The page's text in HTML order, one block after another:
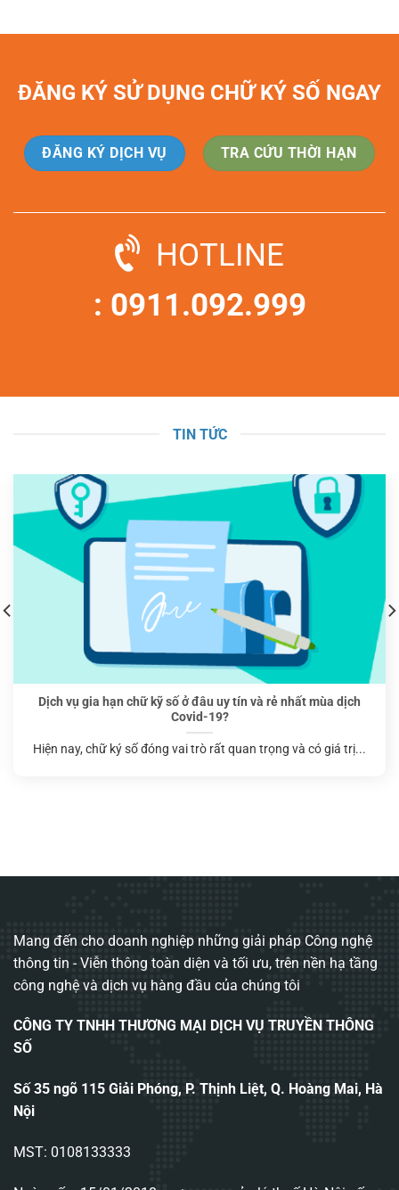
ĐĂNG KÝ SỬ DỤNG CHỮ KÝ SỐ NGAY
ĐĂNG KÝ DỊCH VỤ TRA CỨU THỜI HẠN
HOTLINE
: 0911.092.999
TIN TỨC
Dịch vụ gia hạn chữ kỹ số ở đâu uy tín và rẻ nhất mùa dịch
Covid-19?
Hiện nay, chữ ký số đóng vai trò rất quan trọng và có giá trị...
Mang đến cho doanh nghiệp những giải pháp Công nghệ
thông tin - Viễn thông toàn diện và tối ưu, trên nền hạ tầng
công nghệ và dịch vụ hàng đầu của chúng tôi
CÔNG TY TNHH THƯƠNG MẠI DỊCH VỤ TRUYỀN THÔNG
SỐ
Số 35 ngõ 115 Giải Phóng, P. Thịnh Liệt, Q. Hoàng Mai, Hà
Nội
MST: 0108133333